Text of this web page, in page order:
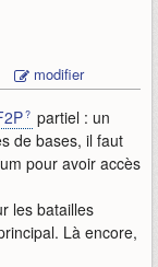
modifier
partiel : un
de bases, il faut
pour avoir accès
les batailles
Là encore,